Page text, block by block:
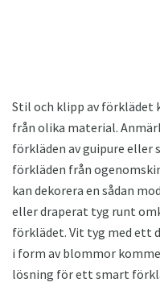
Stil och klipp av förklädet
från olika material.
förkläden av guipure eller
förkläden från
kan dekorera en sådan
eller draperat tyg runt
förklädet. Vit tyg med ett
i form av blommor
lösning för ett smart